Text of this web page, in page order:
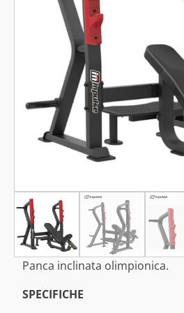
Panca inclinata olimpionica.
SPECIFICHE